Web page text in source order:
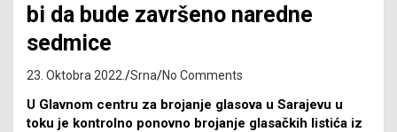
bi da bude završeno naredne
sedmice
23. Oktobra 2022. Srna No Comments
U Glavnom centru za brojanje glasova u Sarajevu u
toku je kontrolno ponovno brojanje glasačkih listića iz